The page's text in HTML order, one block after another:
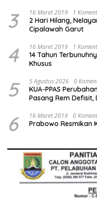
3 16 Maret 2019 1
2 Hari Hilang,
Cipalawah Garut
4 16 Maret 2019 1
14 Tahun
Khusus
5 5 Agustus 2026 0
KUA-PPAS
Pasang Rem Defisit,
6 16 Maret 2019 0
Prabowo Resmikan